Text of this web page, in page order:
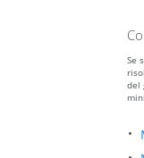
Se
del